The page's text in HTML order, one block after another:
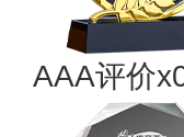
AAA评价